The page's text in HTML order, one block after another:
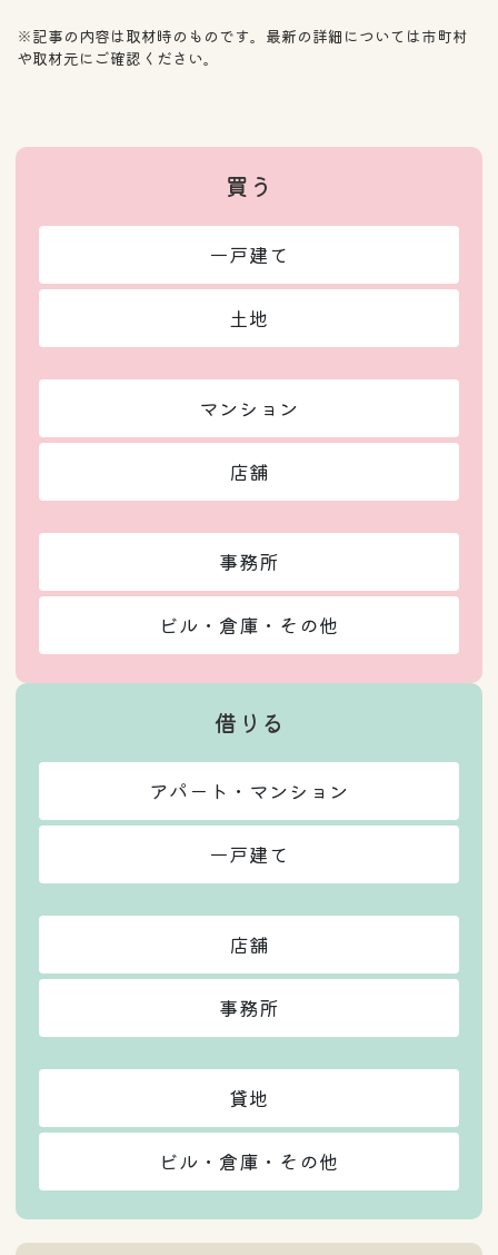
※記事の内容は取材時のものです。最新の詳細については市町村
や取材元にご確認ください。
買う
一戸建て
土地
マンション
店舗
事務所
ビル・倉庫・その他
借りる
アパート・マンション
一戸建て
店舗
事務所
貸地
ビル・倉庫・その他